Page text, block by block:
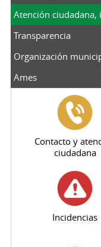
Atención
Transparencia
Organización
Ames
Contacto y
ciudadana
Incidencias